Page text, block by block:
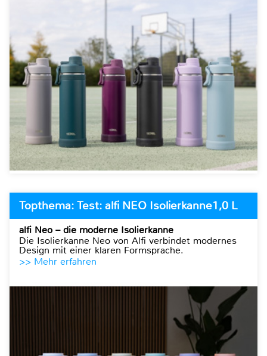
Topthema: Test: alfi NEO Isolierkanne1,0 L
alfi Neo – die moderne Isolierkanne
Die Isolierkanne Neo von Alfi verbindet modernes
Design mit einer klaren Formsprache.
>> Mehr erfahren